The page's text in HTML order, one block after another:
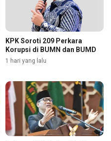
KPK Soroti 209 Perkara
Korupsi di BUMN dan BUMD
1 hari yang lalu